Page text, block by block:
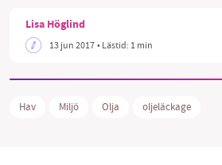
HEM
Lisa Höglind
13 jun 2017• Lästid: 1 min
Hav Miljö Olja oljeläckage